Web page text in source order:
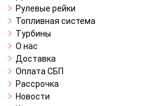
Рулевые рейки
Топливная система
Турбины
О нас
Доставка
Оплата СБП
Рассрочка
Новости